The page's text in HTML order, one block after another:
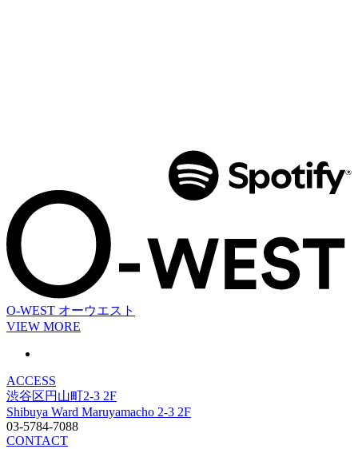
O-WEST オーウエスト
VIEW MORE
ACCESS
渋谷区円山町2-3 2F
Shibuya Ward Maruyamacho 2-3 2F
03-5784-7088
CONTACT